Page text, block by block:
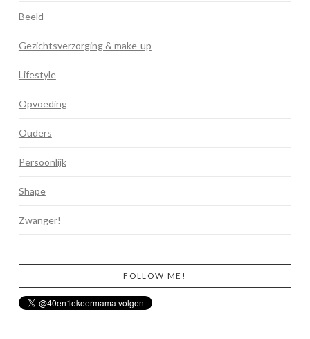
Beeld
Gezichtsverzorging & make-up
Lifestyle
Opvoeding
Ouders
Persoonlijk
Shape
Zwanger!
FOLLOW ME!